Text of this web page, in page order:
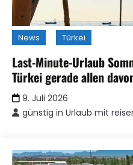
News Türkei
Last-Minute-Urlaub
Türkei gerade allen
9. Juli 2026
günstig in Urlaub mit